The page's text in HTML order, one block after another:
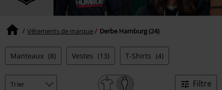
Vêtements de marque Derbe Hamburg (24)
Manteaux (8) Vestes (13) T-Shirts (4)
Filtre